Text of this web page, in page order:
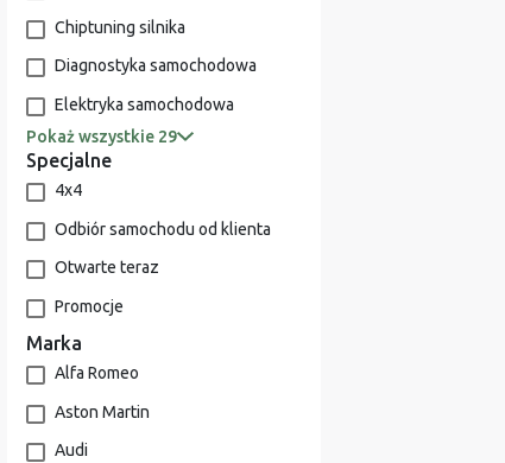
Chiptuning silnika
Diagnostyka samochodowa
Elektryka samochodowa
Pokaż wszystkie 29
Specjalne
4x4
Odbiór samochodu od klienta
Otwarte teraz
Promocje
Marka
Alfa Romeo
Aston Martin
Audi